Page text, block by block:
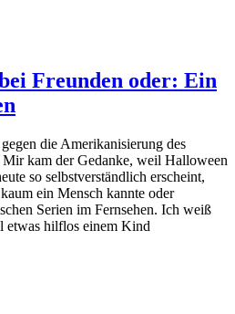
Freunden oder: Ein
die Amerikanisierung des
Mir kam der Gedanke, weil Halloween
so selbstverständlich erscheint,
ein Mensch kannte oder
Serien im Fernsehen. Ich weiß
etwas hilflos einem Kind